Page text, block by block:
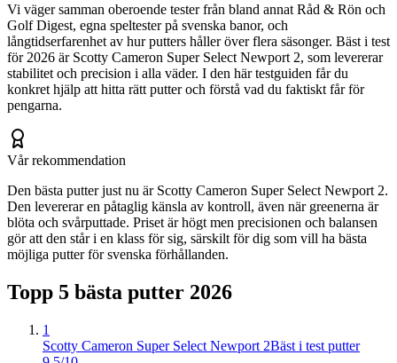
Vi väger samman oberoende tester från bland annat Råd & Rön och
Golf Digest, egna speltester på svenska banor, och
långtidserfarenhet av hur putters håller över flera säsonger. Bäst i test
för 2026 är Scotty Cameron Super Select Newport 2, som levererar
stabilitet och precision i alla väder. I den här testguiden får du
konkret hjälp att hitta rätt putter och förstå vad du faktiskt får för
pengarna.
Vår rekommendation
Den bästa putter just nu är Scotty Cameron Super Select Newport 2.
Den levererar en påtaglig känsla av kontroll, även när greenerna är
blöta och svårputtade. Priset är högt men precisionen och balansen
gör att den står i en klass för sig, särskilt för dig som vill ha bästa
möjliga putter för svenska förhållanden.
Topp 5 bästa putter 2026
1
Scotty Cameron Super Select Newport 2Bäst i test putter